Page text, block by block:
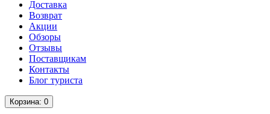
Доставка
Возврат
Акции
Обзоры
Отзывы
Поставщикам
Контакты
Блог туриста
Корзина: 0